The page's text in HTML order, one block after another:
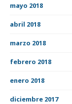
mayo 2018
abril 2018
marzo 2018
febrero 2018
enero 2018
diciembre 2017